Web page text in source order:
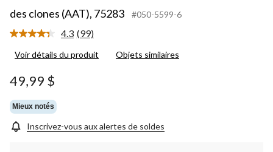
des clones (AAT), 75283
#050-5599-6
4.3 Lire
99
(99)
Voir détails du produit Objets similaires
49,99 $
Mieux notés
Inscrivez-vous aux alertes de soldes